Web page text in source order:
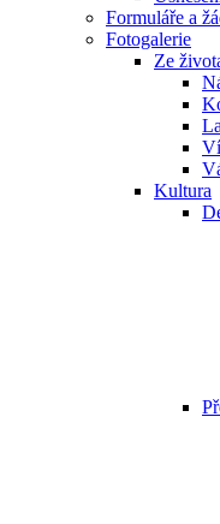
Formuláře a
Fotogalerie
Ze
Kultura